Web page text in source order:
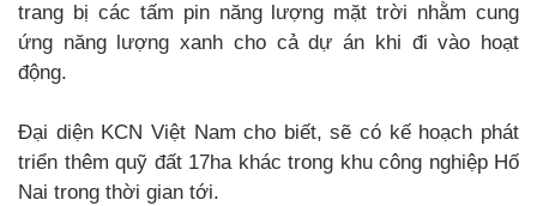
trang bị các tấm pin năng lượng mặt trời nhằm cung
ứng năng lượng xanh cho cả dự án khi đi vào hoạt
động.
Đại diện KCN Việt Nam cho biết, sẽ có kế hoạch phát
triển thêm quỹ đất 17ha khác trong khu công nghiệp Hố
Nai trong thời gian tới.